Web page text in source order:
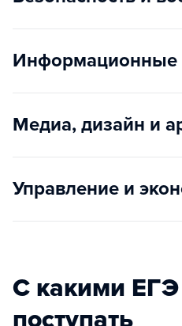
Информационные
Медиа, дизайн и
Управление и
С какими
поступать